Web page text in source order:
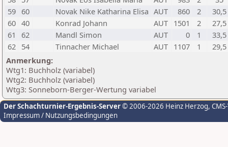
59 60 Novak Nike Katharina Elisa AUT 860 2
30,5
60 40 Konrad Johann AUT 1501 2
27,5
61
62 Mandl Simon AUT 0 1
33,5
62 54 Tinnacher Michael AUT 1107 1
29,5
Anmerkung:
Wtg1: Buchholz (variabel)
Wtg2: Buchholz (variabel)
Wtg3: Sonneborn-Berger-Wertung variabel
Der Schachturnier-Ergebnis-Server© 2006-2026 Heinz Herzog,
Impressum / Nutzungsbedingungen